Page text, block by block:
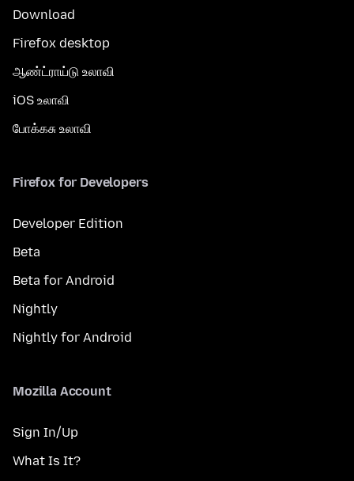
Download
Firefox desktop
ஆண்ட்ராய்டு உலாவி
iOS உலாவி
போக்கசு உலாவி
Firefox for Developers
Developer Edition
Beta
Beta for Android
Nightly
Nightly for Android
Mozilla Account
Sign In/Up
What Is It?